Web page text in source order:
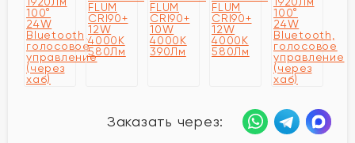
Заказать через: